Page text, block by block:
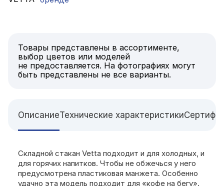
Товары представлены в ассортименте,
выбор цветов или моделей
не предоставляется. На фотографиях могут
быть представлены не все варианты.
ОписаниеТехнические характеристики
Складной стакан Vetta подходит и для холодных, и
для горячих напитков. Чтобы не обжечься у него
предусмотрена пластиковая манжета. Особенно
удачно эта модель подходит для «кофе на бегу».